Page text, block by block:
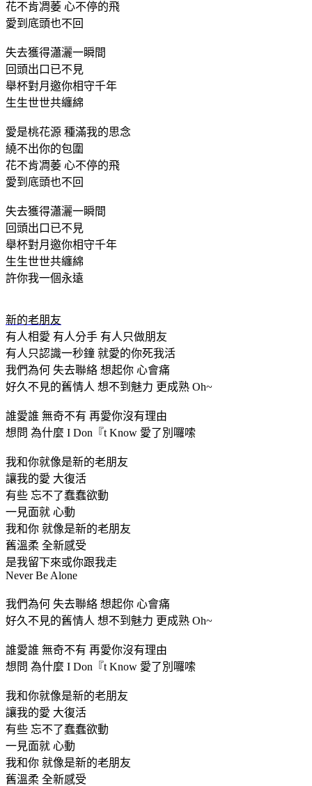
花不肯凋萎 心不停的飛
愛到底頭也不回
失去獲得瀟灑一瞬間
回頭出口已不見
舉杯對月邀你相守千年
生生世世共纏綿
愛是桃花源 種滿我的思念
繞不出你的包圍
花不肯凋萎 心不停的飛
愛到底頭也不回
失去獲得瀟灑一瞬間
回頭出口已不見
舉杯對月邀你相守千年
生生世世共纏綿
許你我一個永遠
新的老朋友
有人相愛 有人分手 有人只做朋友
有人只認識一秒鐘 就愛的你死我活
我們為何 失去聯絡 想起你 心會痛
好久不見的舊情人 想不到魅力 更成熟 Oh~
誰愛誰 無奇不有 再愛你沒有理由
想問 為什麼 I Don『t Know 愛了別囉嗦
我和你就像是新的老朋友
讓我的愛 大復活
有些 忘不了蠢蠢欲動
一見面就 心動
我和你 就像是新的老朋友
舊溫柔 全新感受
是我留下來或你跟我走
Never Be Alone
我們為何 失去聯絡 想起你 心會痛
好久不見的舊情人 想不到魅力 更成熟 Oh~
誰愛誰 無奇不有 再愛你沒有理由
想問 為什麼 I Don『t Know 愛了別囉嗦
我和你就像是新的老朋友
讓我的愛 大復活
有些 忘不了蠢蠢欲動
一見面就 心動
我和你 就像是新的老朋友
舊溫柔 全新感受